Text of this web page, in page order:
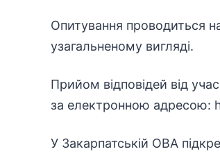
Опитування проводиться
узагальненому вигляді.
Прийом відповідей від
за електронною адресою:
У Закарпатській ОВА